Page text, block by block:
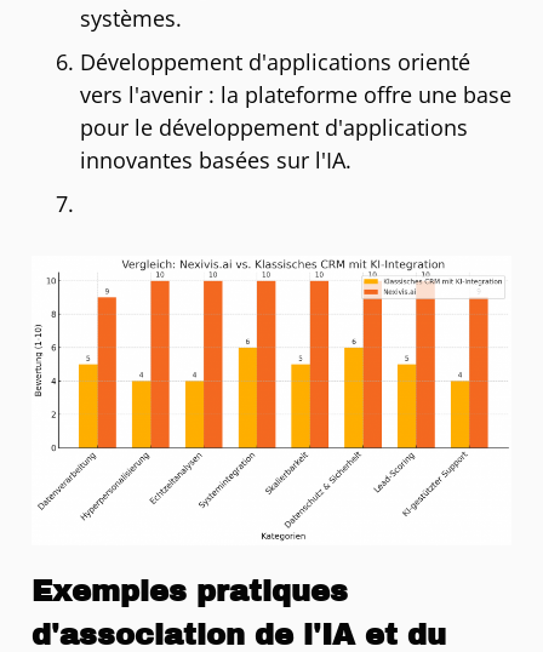
systèmes.
Développement d'applications orienté
vers l'avenir : la plateforme offre une base
pour le développement d'applications
innovantes basées sur l'IA.
Exemples pratiques
d'association de l'IA et du